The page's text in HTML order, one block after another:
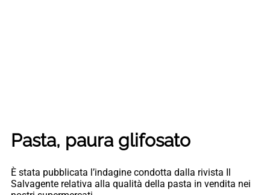
Pasta, paura glifosato
È stata pubblicata l’indagine condotta dalla rivista Il
Salvagente relativa alla qualità della pasta in vendita nei